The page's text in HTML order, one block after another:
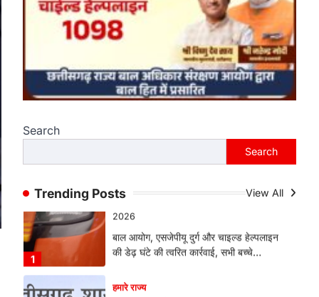
Search
Search
Trending Posts View All
Jagjit Singh Grewal
August 5,
2026
कमिश्नरेट के पुनर्गठन, 660 रिक्त पद भरने और
500 अतिरिक्त पुलिसकर्मियों की तैनाती की मांग…
1
हमारे राज्य
बाल श्रम के लिए ले जाए जा रहे 16 बच्चे
गिरफ्तार
August 5,
बाल आयोग, एसजेपीयू दुर्ग और चाइल्ड हेल्पलाइन
हमारे राज्य
8 साल का इंतजार खत्म: 156
दर्जा, सरकारी नौकरी का रास्ता साफ